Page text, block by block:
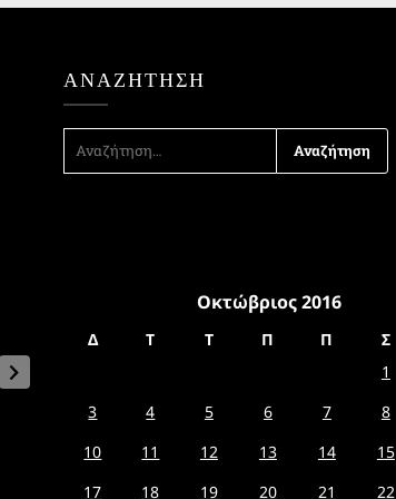
ΑΝΑΖΉΤΗΣΗ
ΓΙΑ:
Οκτώβριος 2016
Δ Τ Τ Π Π Σ
1
3
4 5 6 7 8
10
11 12 13 14 15
17
18 19 20 21 22